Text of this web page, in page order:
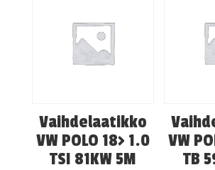
Vaihdelaatikko
VW POLO 18> 1.0
TSI 81KW 5M
VW
TB